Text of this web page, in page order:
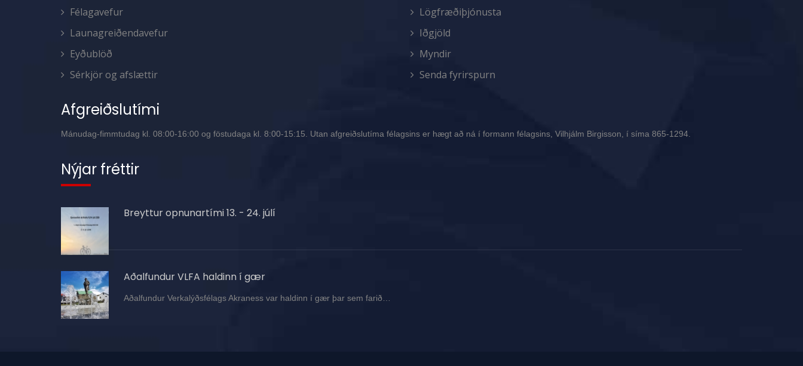
Félagavefur
Launagreiðendavefur
Eyðublöð
Sérkjör og afslættir
Lögfræðiþjónusta
Iðgjöld
Myndir
Senda fyrirspurn
Afgreiðslutími
Mánudag-fimmtudag kl. 08:00-16:00 og föstudaga kl. 8:00-15:15. Utan afgreiðslutíma félagsins er hægt að ná í formann félagsins, Vilhjálm Birgisson, í síma 865-1294.
Nýjar fréttir
Breyttur opnunartími 13. - 24. júlí
Aðalfundur VLFA haldinn í gær
Aðalfundur Verkalýðsfélags Akraness var haldinn í gær þar sem farið…